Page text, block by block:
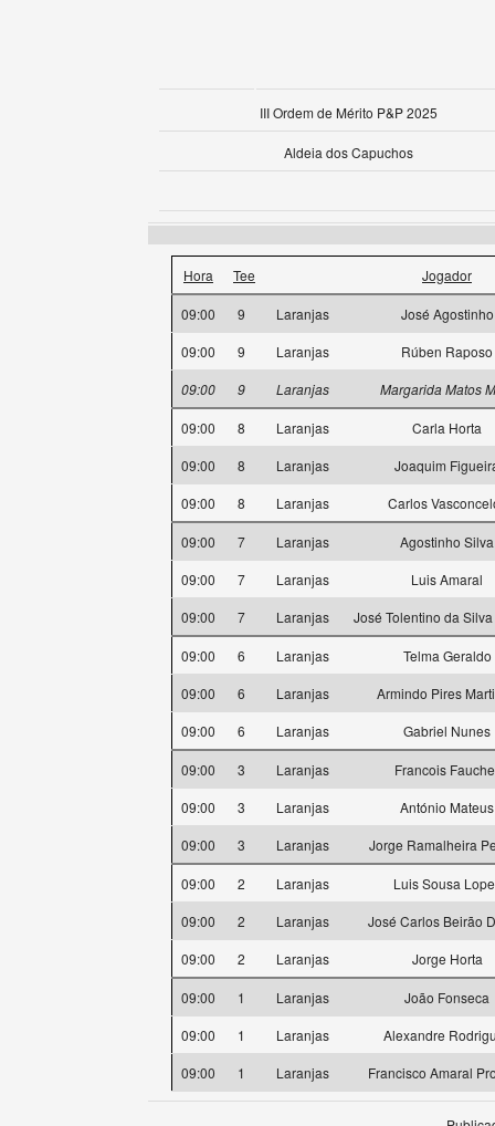
III Ordem de Mérito P&P 2025
Aldeia dos Capuchos
Hora Tee Jogador
09:00 9 Laranjas
José Agostinho
09:00
9 Laranjas
Rúben Raposo
09:00
9 Laranjas Margarida Matos
09:00 8 Laranjas
Carla Horta
09:00
8 Laranjas
Joaquim
09:00
8 Laranjas Carlos
09:00 7 Laranjas
Agostinho Silva
09:00
7 Laranjas
Luis Amaral
09:00
7 Laranjas José Tolentino da
09:00 6 Laranjas
Telma Geraldo
09:00
6 Laranjas
Armindo Pires
09:00
6 Laranjas Gabriel Nunes
09:00 3 Laranjas
Francois
09:00
3 Laranjas
António Mateus
09:00
3 Laranjas Jorge Ramalheira
09:00 2 Laranjas
Luis Sousa
09:00
2 Laranjas
José Carlos Beirão
09:00
2 Laranjas Jorge Horta
09:00 1 Laranjas
João Fonseca
09:00
1 Laranjas
Alexandre
09:00
1 Laranjas Francisco Amaral